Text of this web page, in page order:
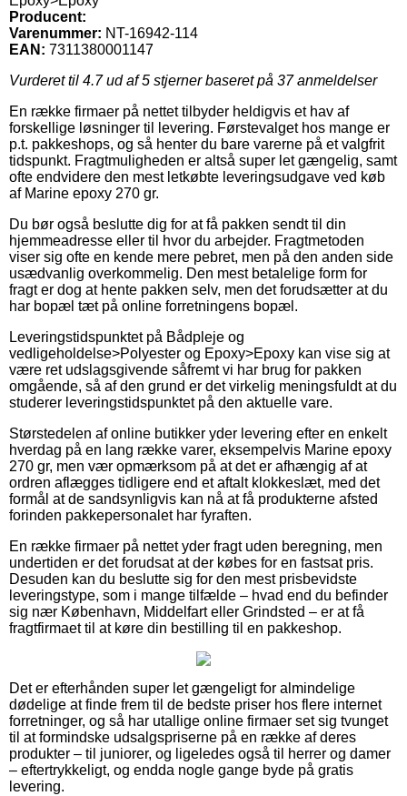
Producent:
Varenummer: NT-16942-114
EAN: 7311380001147
Vurderet til 4.7ud af 5 stjerner baseret på 37anmeldelser
En række firmaer på nettet tilbyder heldigvis et hav af
forskellige løsninger til levering. Førstevalget hos mange er
p.t. pakkeshops, og så henter du bare varerne på et valgfrit
tidspunkt. Fragtmuligheden er altså super let gængelig, samt
ofte endvidere den mest letkøbte leveringsudgave ved køb
af Marine epoxy 270 gr.
Du bør også beslutte dig for at få pakken sendt til din
hjemmeadresse eller til hvor du arbejder. Fragtmetoden
viser sig ofte en kende mere pebret, men på den anden side
usædvanlig overkommelig. Den mest betalelige form for
fragt er dog at hente pakken selv, men det forudsætter at du
har bopæl tæt på online forretningens bopæl.
Leveringstidspunktet på Bådpleje og
vedligeholdelse>Polyester og Epoxy>Epoxy kan vise sig at
være ret udslagsgivende såfremt vi har brug for pakken
omgående, så af den grund er det virkelig meningsfuldt at du
studerer leveringstidspunktet på den aktuelle vare.
Størstedelen af online butikker yder levering efter en enkelt
hverdag på en lang række varer, eksempelvis Marine epoxy
270 gr, men vær opmærksom på at det er afhængig af at
ordren aflægges tidligere end et aftalt klokkeslæt, med det
formål at de sandsynligvis kan nå at få produkterne afsted
forinden pakkepersonalet har fyraften.
En række firmaer på nettet yder fragt uden beregning, men
undertiden er det forudsat at der købes for en fastsat pris.
Desuden kan du beslutte sig for den mest prisbevidste
leveringstype, som i mange tilfælde – hvad end du befinder
sig nær København, Middelfart eller Grindsted – er at få
fragtfirmaet til at køre din bestilling til en pakkeshop.
Det er efterhånden super let gængeligt for almindelige
dødelige at finde frem til de bedste priser hos flere internet
forretninger, og så har utallige online firmaer set sig tvunget
til at formindske udsalgspriserne på en række af deres
produkter – til juniorer, og ligeledes også til herrer og damer
– eftertrykkeligt, og endda nogle gange byde på gratis
levering.